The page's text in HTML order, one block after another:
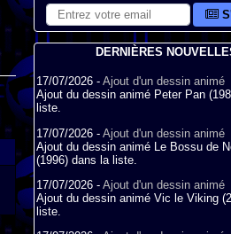
DERNIÈRES
17/07/2026 - Ajout d'un dessin animé
Ajout du dessin animé Peter Pan
liste.
17/07/2026 - Ajout d'un dessin animé
Ajout du dessin animé Le Bossu de
(1996) dans la liste.
17/07/2026 - Ajout d'un dessin animé
Ajout du dessin animé Vic le Viking
liste.